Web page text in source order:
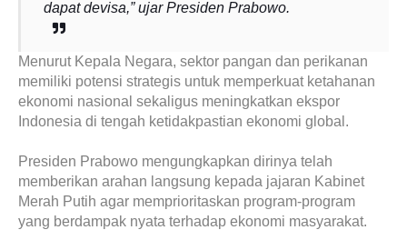
dapat devisa,” ujar Presiden Prabowo.
Menurut Kepala Negara, sektor pangan dan perikanan
memiliki potensi strategis untuk memperkuat ketahanan
ekonomi nasional sekaligus meningkatkan ekspor
Indonesia di tengah ketidakpastian ekonomi global.
Presiden Prabowo mengungkapkan dirinya telah
memberikan arahan langsung kepada jajaran Kabinet
Merah Putih agar memprioritaskan program-program
yang berdampak nyata terhadap ekonomi masyarakat.